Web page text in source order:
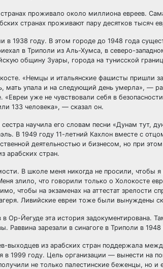
проживало около миллиона евреев.
странах проживают пару десятков тысяч
в 1938 году. В этом городе до 1948 года
в Триполи из Аль-Хумса, в северо-
общину Зуары, города на тунисской
«Немцы и итальянские фашисты пришли
упала и на следующий день умерла», —
уже не чувствовали себя в
133 человека», — сказал он.
научила его словам песни «Дунам тут,
В 1949 году 11-летний Кахлон вместе с
деятельностью и бизнесом, но при
арабских стран.
В школе меня никогда не просили, чтобы я
злило, что говорили только о Холокосте
чтобы на экзаменах на аттестат
Ливийские евреи тоже были вынуждены
в Ор-Йегуде эта история задокументирована.
Раввина зарезали в синагоге в Триполи в 1948
выходцев из арабских стран поддержала
в 1999 году. Цель организации — вынести на
не только палестинские беженцы, но